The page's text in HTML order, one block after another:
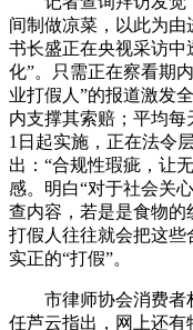
间制做凉菜，以此为
书长盛正在央视采访
化”。只需正在察看期
业打假人”的报道激发
内支撑其索赔；平均每
1日起实施，正在法令
出：“合规性瑕疵，让
感。明白“对于社会关
查内容，若是是食物
打假人往往就会把这些
实正的“打假”。
市律师协会消费者
任芦云指出，网上还